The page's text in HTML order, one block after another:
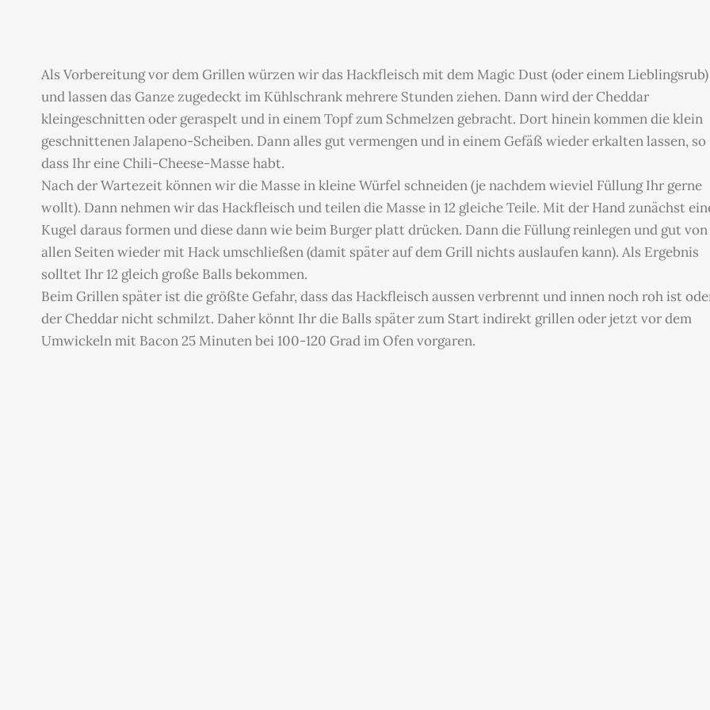
Als Vorbereitung vor dem Grillen würzen wir das Hackfleisch mit dem Magic Dust (oder einem Lieblingsrub)
und lassen das Ganze zugedeckt im Kühlschrank mehrere Stunden ziehen. Dann wird der Cheddar
kleingeschnitten oder geraspelt und in einem Topf zum Schmelzen gebracht. Dort hinein kommen die klein
geschnittenen Jalapeno-Scheiben. Dann alles gut vermengen und in einem Gefäß wieder erkalten lassen, so
dass Ihr eine Chili-Cheese-Masse habt.
Nach der Wartezeit können wir die Masse in kleine Würfel schneiden (je nachdem wieviel Füllung Ihr gerne
wollt). Dann nehmen wir das Hackfleisch und teilen die Masse in 12 gleiche Teile. Mit der Hand zunächst
Kugel daraus formen und diese dann wie beim Burger platt drücken. Dann die Füllung reinlegen und gut von
allen Seiten wieder mit Hack umschließen (damit später auf dem Grill nichts auslaufen kann). Als Ergebnis
solltet Ihr 12 gleich große Balls bekommen.
Beim Grillen später ist die größte Gefahr, dass das Hackfleisch aussen verbrennt und innen noch roh ist
der Cheddar nicht schmilzt. Daher könnt Ihr die Balls später zum Start indirekt grillen oder jetzt vor dem
Umwickeln mit Bacon 25 Minuten bei 100-120 Grad im Ofen vorgaren.